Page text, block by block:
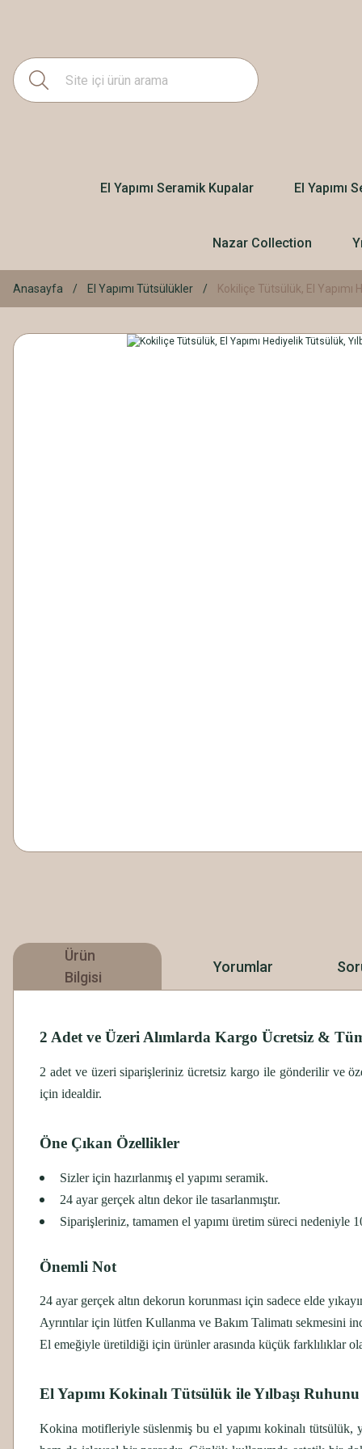
El Yapımı Seramik Kupalar El Yapımı
Nazar Collection
Anasayfa El Yapımı Tütsülükler Kokiliçe Tütsülük, El Yapımı
Ürün
Bilgisi
Yorumlar
2 Adet ve Üzeri Alımlarda Kargo Ücretsiz &
2 adet ve üzeri siparişleriniz ücretsiz kargo ile gönderilir ve
için idealdir.
Öne Çıkan Özellikler
Sizler için hazırlanmış el yapımı seramik.
24 ayar gerçek altın dekor ile tasarlanmıştır.
Siparişleriniz, tamamen el yapımı üretim süreci
Önemli Not
24 ayar gerçek altın dekorun korunması için sadece elde
Ayrıntılar için lütfen Kullanma ve Bakım Talimatı sekmesini
El emeğiyle üretildiği için ürünler arasında küçük farklılıklar
El Yapımı Kokinalı Tütsülük ile Yılbaşı
Kokina motifleriyle süslenmiş bu el yapımı kokinalı tütsülük,